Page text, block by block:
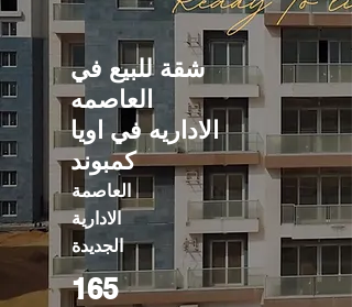
شقة للبيع في
العاصمه
الاداريه في اويا
كمبوند
العاصمة
الادارية
الجديدة
165